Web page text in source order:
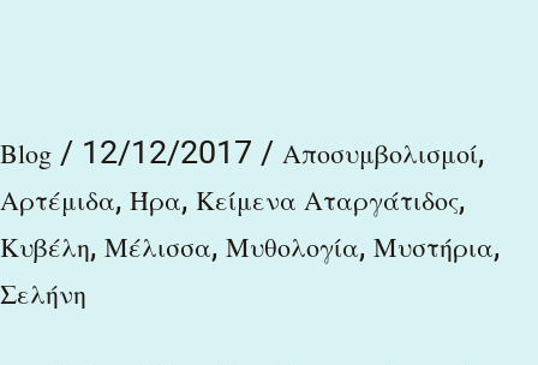
Blog / 12/12/2017 / Αποσυμβολισμοί,
Αρτέμιδα, Ήρα, Κείμενα Αταργάτιδος,
Κυβέλη, Μέλισσα, Μυθολογία, Μυστήρια,
Σελήνη